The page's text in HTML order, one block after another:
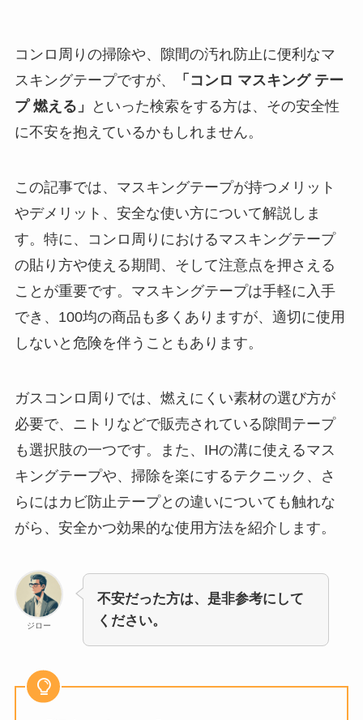
コンロ周りの掃除や、隙間の汚れ防止に便利なマ
スキングテープですが、
「コンロ マスキング テー
プ 燃える」
といった検索をする方は、その安全性
に不安を抱えているかもしれません。
この記事では、マスキングテープが持つメリット
やデメリット、安全な使い方について解説しま
す。特に、コンロ周りにおけるマスキングテープ
の貼り方や使える期間、そして注意点を押さえる
ことが重要です。マスキングテープは手軽に入手
でき、100均の商品も多くありますが、適切に使用
しないと危険を伴うこともあります。
ガスコンロ周りでは、燃えにくい素材の選び方が
必要で、ニトリなどで販売されている隙間テープ
も選択肢の一つです。また、IHの溝に使えるマス
キングテープや、掃除を楽にするテクニック、さ
らにはカビ防止テープとの違いについても触れな
がら、安全かつ効果的な使用方法を紹介します。
ジロー
不安だった方は、是非参考にして
ください。